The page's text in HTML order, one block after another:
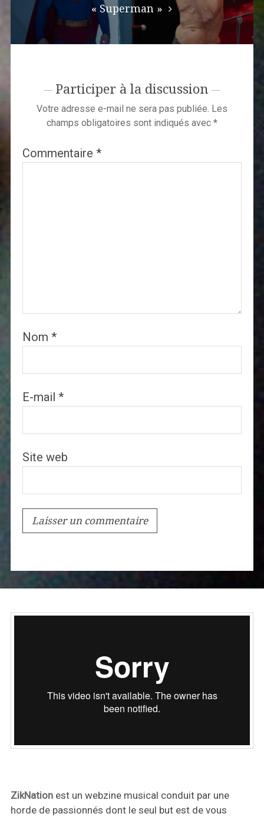
« Superman »
Participer à la discussion
Votre adresse e-mail ne sera pas publiée. Les
champs obligatoires sont indiqués avec *
Commentaire *
Nom *
E-mail *
Site web
ZikNationest un webzine musical conduit par une
horde de passionnés dont le seul but est de vous